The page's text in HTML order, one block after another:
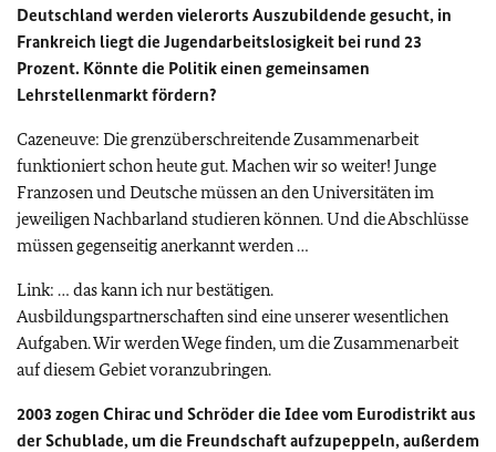
Deutschland werden vielerorts Auszubildende gesucht, in
Frankreich liegt die Jugendarbeitslosigkeit bei rund 23
Prozent. Könnte die Politik einen gemeinsamen
Lehrstellenmarkt fördern?
Cazeneuve: Die grenzüberschreitende Zusammenarbeit
funktioniert schon heute gut. Machen wir so weiter! Junge
Franzosen und Deutsche müssen an den Universitäten im
jeweiligen Nachbarland studieren können. Und die Abschlüsse
müssen gegenseitig anerkannt werden …
Link: … das kann ich nur bestätigen.
Ausbildungspartnerschaften sind eine unserer wesentlichen
Aufgaben. Wir werden Wege finden, um die Zusammenarbeit
auf diesem Gebiet voranzubringen.
2003 zogen Chirac und Schröder die Idee vom Eurodistrikt aus
der Schublade, um die Freundschaft aufzupeppeln, außerdem